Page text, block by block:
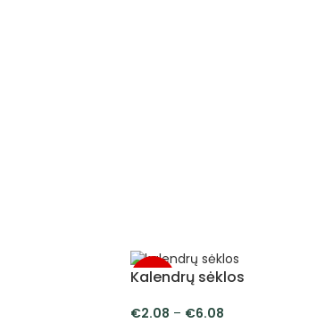
-5%
Kalendrų sėklos
€2.08 – €6.08